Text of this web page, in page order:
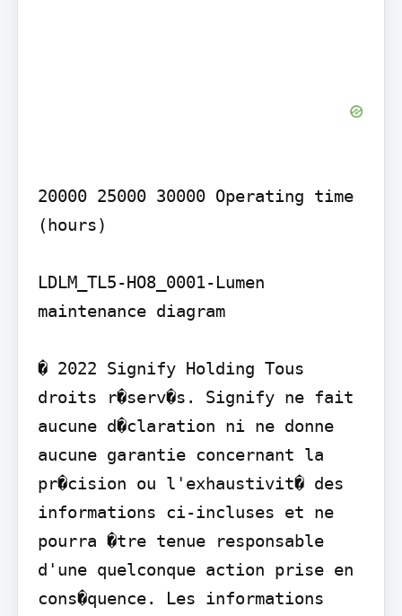
20000 25000 30000 Operating time
(hours)
LDLM_TL5-HO8_0001-Lumen
maintenance diagram
� 2022 Signify Holding Tous
droits r�serv�s. Signify ne fait
aucune d�claration ni ne donne
aucune garantie concernant la
pr�cision ou l'exhaustivit� des
informations ci-incluses et ne
pourra �tre tenue responsable
d'une quelconque action prise en
cons�quence. Les informations